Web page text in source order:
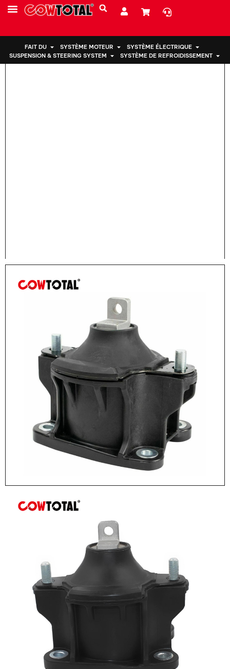
FAIT DU SYSTÈME MOTEUR
SYSTÈME ÉLECTRIQUE
SUSPENSION & STEERING SYSTEM
SYSTÈME DE REFROIDISSEMENT
Maison > Support moteur 50830-T2C-W01 pour Honda